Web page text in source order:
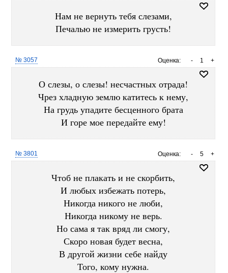
Нам не вернуть тебя слезами,
Печалью не измерить грусть!
Оценка: +
1
-
№ 3057
О слезы, о слезы! несчастных отрада!
Чрез хладную землю катитесь к нему,
На грудь упадите бесценного брата
И горе мое передайте ему!
Оценка: +
5
-
№ 3801
Чтоб не плакать и не скорбить,
И любых избежать потерь,
Никогда никого не люби,
Никогда никому не верь.
Но сама я так вряд ли смогу,
Скоро новая будет весна,
В другой жизни себе найду
Того, кому нужна.